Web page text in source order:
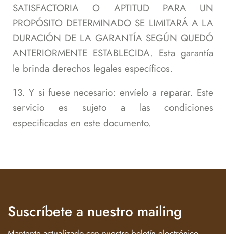
SATISFACTORIA O APTITUD PARA UN
PROPÓSITO DETERMINADO SE LIMITARÁ A LA
DURACIÓN DE LA GARANTÍA SEGÚN QUEDÓ
ANTERIORMENTE ESTABLECIDA. Esta garantía
le brinda derechos legales específicos.
13. Y si fuese necesario: envíelo a reparar. Este
servicio es sujeto a las condiciones
especificadas en este documento.
Suscríbete a nuestro mailing